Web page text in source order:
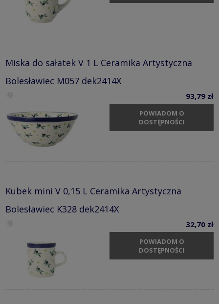
Miska do sałatek V 1 L Ceramika Artystyczna
Bolesławiec M057 dek2414X
93,79 zł
POWIADOM O
DOSTĘPNOŚCI
Kubek mini V 0,15 L Ceramika Artystyczna
Bolesławiec K328 dek2414X
32,70 zł
POWIADOM O
DOSTĘPNOŚCI